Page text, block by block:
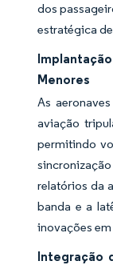
dos
estratégica
Menores
As
aviação
permitindo
relatórios da
banda e a
inovações
Integração